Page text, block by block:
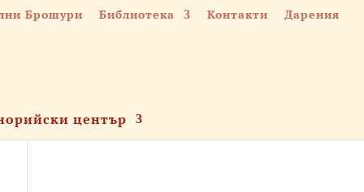
Брошури Библиотека Контакти Дарения
център